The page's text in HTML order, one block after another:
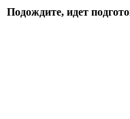
Подождите, идет